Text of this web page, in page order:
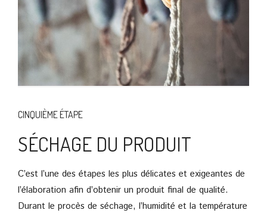
CINQUIÈME ÉTAPE
SÉCHAGE DU PRODUIT
C’est l’une des étapes les plus délicates et exigeantes de
l’élaboration afin d’obtenir un produit final de qualité.
Durant le procès de séchage, l’humidité et la température